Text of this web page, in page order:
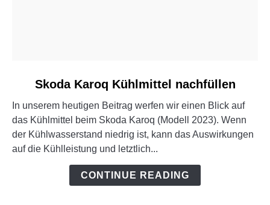
Skoda
Karoq
Kühlmittel
nachfüllen
Skoda Karoq Kühlmittel nachfüllen
In unserem heutigen Beitrag werfen wir einen Blick auf
das Kühlmittel beim Skoda Karoq (Modell 2023). Wenn
der Kühlwasserstand niedrig ist, kann das Auswirkungen
auf die Kühlleistung und letztlich...
CONTINUE READING